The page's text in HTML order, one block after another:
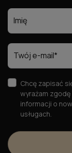
Chcę zapisać
wyrażam
informacji o
usługach.